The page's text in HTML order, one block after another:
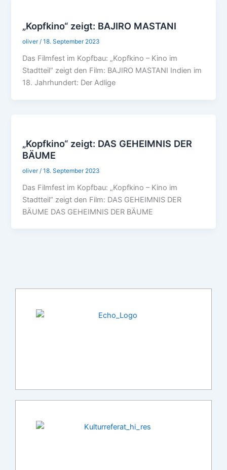
„Kopfkino“ zeigt: BAJIRO MASTANI
oliver/18. September 2023
Das Filmfest im Kopfbau: „Kopfkino – Kino im
Stadtteil“ zeigt den Film: BAJIRO MASTANI Indien im
18. Jahrhundert: Der Adlige
„Kopfkino“ zeigt: DAS GEHEIMNIS DER
BÄUME
oliver /18. September 2023
Das Filmfest im Kopfbau: „Kopfkino – Kino im
Stadtteil“ zeigt den Film: DAS GEHEIMNIS DER
BÄUME DAS GEHEIMNIS DER BÄUME